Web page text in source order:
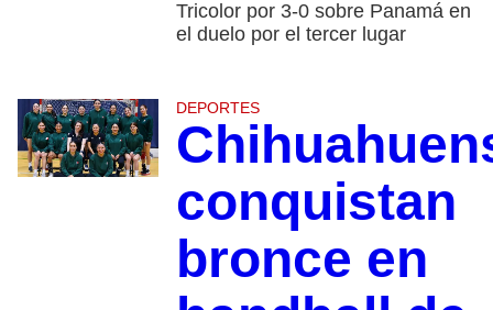
Tricolor por 3-0 sobre Panamá en
el duelo por el tercer lugar
DEPORTES
conquistan
bronce en